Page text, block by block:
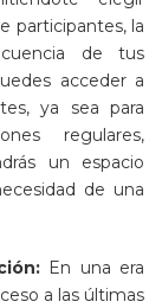
participantes, la
de tus
acceder a
ya sea para
regulares,
un espacio
de una
En una era
a las últimas